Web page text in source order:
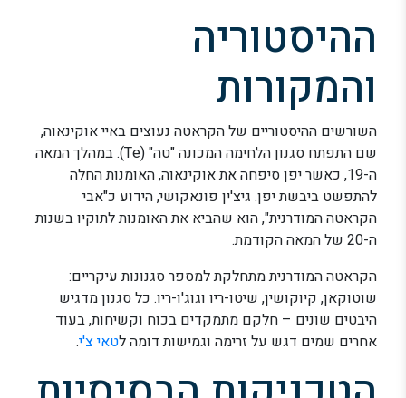
ההיסטוריה
והמקורות
השורשים ההיסטוריים של הקראטה נעוצים באיי אוקינאוה,
שם התפתח סגנון הלחימה המכונה "טה" (Te). במהלך המאה
ה-19, כאשר יפן סיפחה את אוקינאוה, האומנות החלה
להתפשט ביבשת יפן. גיצ'ין פונאקושי, הידוע כ"אבי
הקראטה המודרנית", הוא שהביא את האומנות לתוקיו בשנות
ה-20 של המאה הקודמת.
הקראטה המודרנית מתחלקת למספר סגנונות עיקריים:
שוטוקאן, קיוקושין, שיטו-ריו וגוג'ו-ריו. כל סגנון מדגיש
היבטים שונים – חלקם מתמקדים בכוח וקשיחות, בעוד
אחרים שמים דגש על זרימה וגמישות דומה לטאי צ'י.